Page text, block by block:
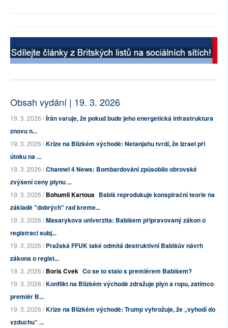
Obsah vydání | 19. 3. 2026
19. 3. 2026 /Írán varuje, že pokud bude jeho energetická infrastruktura
znovu n...
19. 3. 2026 /Krize na Blízkém východě: Netanjahu tvrdí, že Izrael při
útoku na ...
19. 3. 2026 /Channel 4 News: Bombardování způsobilo obrovské
zvýšení ceny plynu ...
19. 3. 2026 /Bohumil Kartous Babiš reprodukuje konspirační teorie na
základě "dobrých" rad kreme...
19. 3. 2026 /Masarykova univerzita: Babišem připravovaný zákon o
registraci subj...
19. 3. 2026 /Pražská FFUK také odmítá destruktivní Babišův návrh
zákona o regist...
19. 3. 2026 /Boris Cvek Co se to stalo s premiérem Babišem?
19. 3. 2026 /Konflikt na Blízkém východě zdražuje plyn a ropu, zatímco
premiér B...
19. 3. 2026 /Krize na Blízkém východě: Trump vyhrožuje, že „vyhodí do
vzduchu“ ...